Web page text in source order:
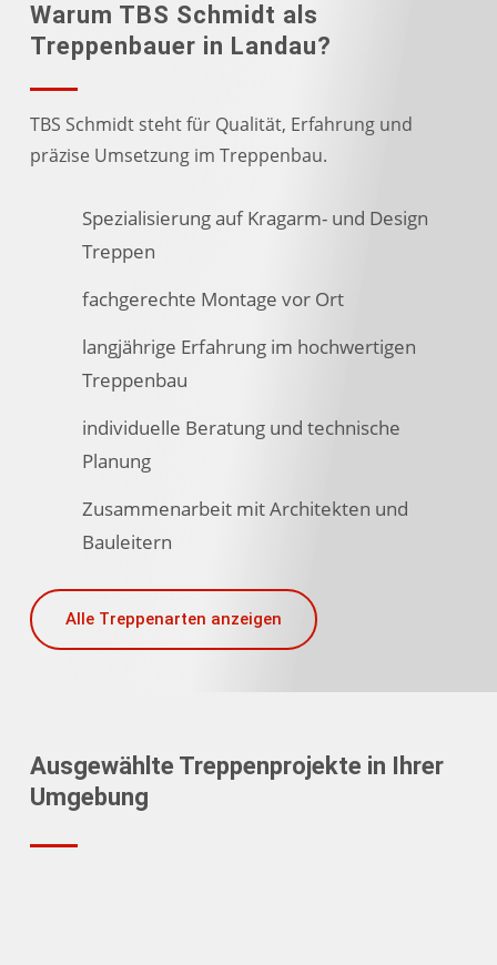
Warum TBS Schmidt als
Treppenbauer in Landau?
TBS Schmidt steht für Qualität, Erfahrung und
präzise Umsetzung im Treppenbau.
Spezialisierung auf Kragarm- und Design
Treppen
fachgerechte Montage vor Ort
langjährige Erfahrung im hochwertigen
Treppenbau
individuelle Beratung und technische
Planung
Zusammenarbeit mit Architekten und
Bauleitern
Alle Treppenarten anzeigen
Ausgewählte Treppenprojekte in Ihrer
Umgebung